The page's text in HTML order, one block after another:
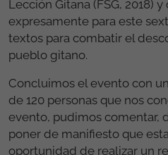
Lección Gitana (FSG, 2018)
expresamente para este
textos para combatir el
pueblo gitano.
Concluimos el evento con
de 120 personas que nos
evento, pudimos comentar,
poner de manifiesto que
oportunidad de realizar un